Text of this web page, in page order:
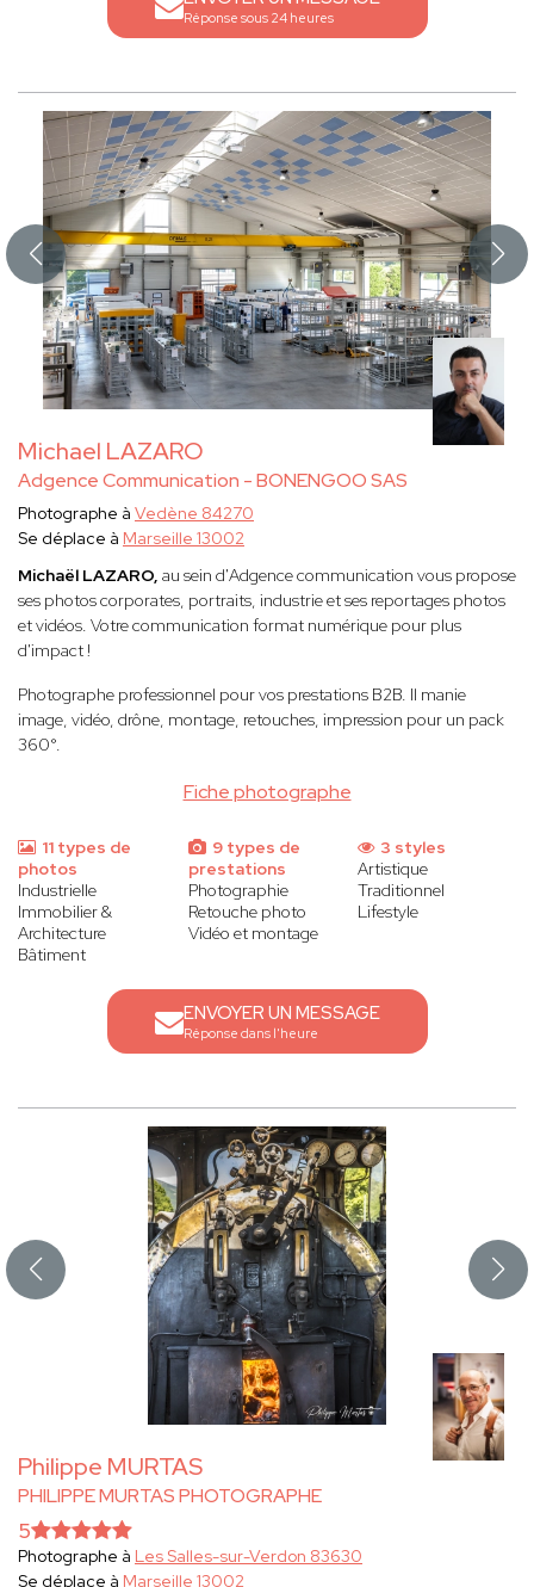
Réponse sous 24 heures
Michael LAZARO
Adgence Communication - BONENGOO SAS
Fiche photographe
Photographe à Vedène 84270
Se déplace à Marseille 13002
Michaël LAZARO, au sein d'Adgence communication vous propose
ses photos corporates, portraits, industrie et ses reportages photos
et vidéos. Votre communication format numérique pour plus
d'impact !
Photographe professionnel pour vos prestations B2B. Il manie
image, vidéo, drône, montage, retouches, impression pour un pack
360°.
11 types de
photos
Industrielle
Immobilier &
Architecture
Bâtiment
9 types de
prestations
Photographie
Retouche photo
Vidéo et montage
3 styles
Artistique
Traditionnel
Lifestyle
ENVOYER UN MESSAGE
Réponse dans l'heure
Philippe MURTAS
PHILIPPE MURTAS PHOTOGRAPHE
5
Photographe à Les Salles-sur-Verdon 83630
Se déplace à Marseille 13002